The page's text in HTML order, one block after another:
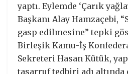
yaptı. Eylemde ‘Çarık
Başkanı Alay Hamzaçebi,
gasp edilmesine” tepki
Birleşik Kamu-İş
Sekreteri Hasan Kütük,
tasarruf tedbiri adı altında